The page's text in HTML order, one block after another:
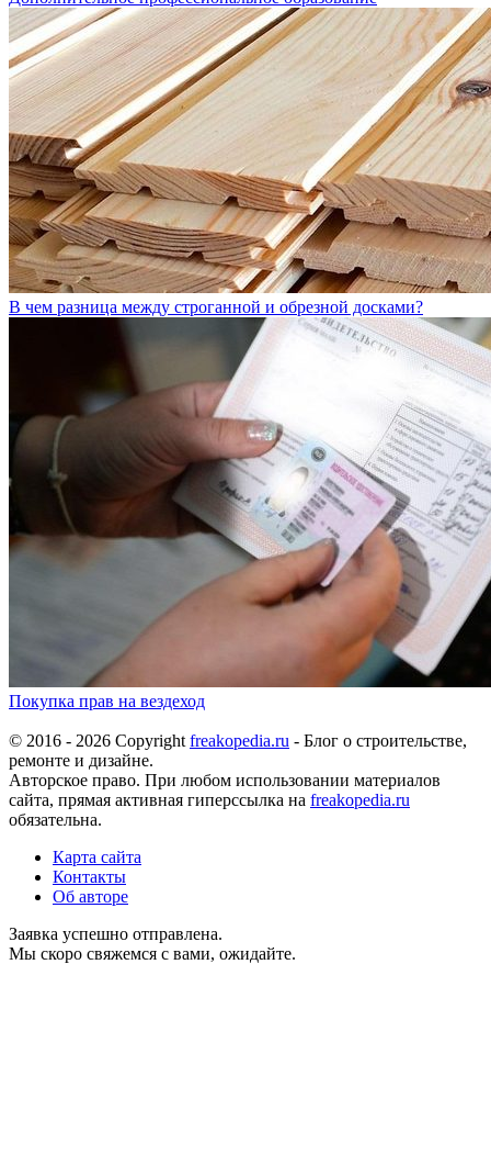
В чем разница между строганной и обрезной досками?
Покупка прав на вездеход
© 2016 - 2026 Copyrightfreakopedia.ru - Блог о строительстве,
ремонте и дизайне.
Авторское право. При любом использовании материалов
сайта, прямая активная гиперссылка на freakopedia.ru
обязательна.
Карта сайта
Контакты
Об авторе
Заявка успешно отправлена.
Мы скоро свяжемся с вами, ожидайте.